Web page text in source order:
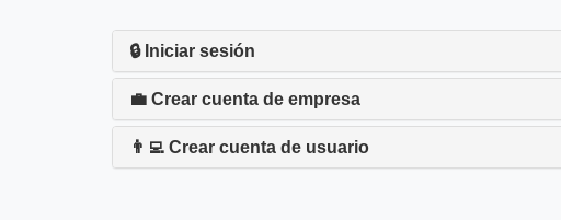
🔒 Iniciar sesión
💼 Crear cuenta de empresa
👨‍💻 Crear cuenta de usuario